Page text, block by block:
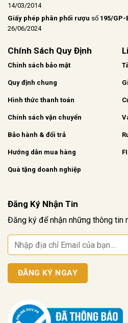
14/03/2014
Giấy phép phân phối rượu số 195/GP-
26/06/2024
Chính Sách Quy Định
Chính sách bảo mật
Quy định chung
Hình thức thanh toán
Chính sách vận chuyển
Bảo hành & đổi trả
Hướng dẫn mua hàng
Quà tặng doanh nghiệp
Đăng Ký Nhận Tin
Đăng ký để nhận những thông tin